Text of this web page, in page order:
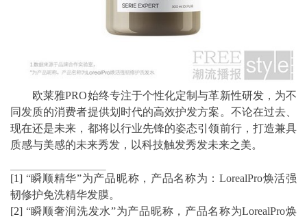
欧莱雅PRO始终专注于个性化定制与革新性研发，为不
同发质的消费者提供划时代的高效护发方案。不论在过去、
现在还是未来，都将以行业先锋的姿态引领前行，打造兼具
质感与美感的未来秀发，以科技触发秀发未来之美。
[1] “瞬顺精华”为产品昵称，产品名称为：LorealPro焕活强
韧修护免洗精华发膜。
[2] “瞬顺奢润洗发水”为产品昵称，产品名称为LorealPro焕